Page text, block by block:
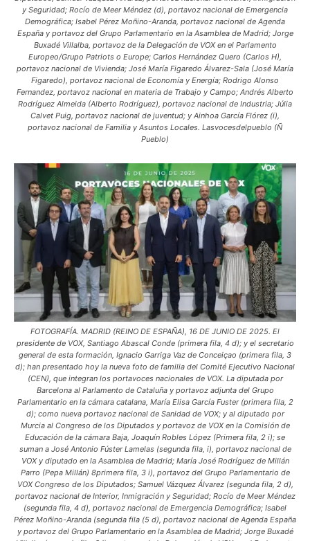
y Seguridad; Rocío de Meer Méndez (d), portavoz nacional de Emergencia
Demográfica; Isabel Pérez Moñino-Aranda, portavoz nacional de Agenda
España y portavoz del Grupo Parlamentario en la Asamblea de Madrid; Jorge
Buxadé Villalba, portavoz de la Delegación de VOX en el Parlamento
Europeo/Grupo Patriots o Europe; Carlos Hernández Quero (Carlos H),
portavoz nacional de Vivienda; José María Figaredo Álvarez-Sala (José María
Figaredo), portavoz nacional de Economía y Energía; Rodrigo Alonso
Fernandez, portavoz nacional en materia de Trabajo y Campo; Andrés Alberto
Rodríguez Almeida (Alberto Rodríguez), portavoz nacional de Industria; Júlia
Calvet Puig, portavoz nacional de juventud; y Ainhoa García Flórez (i),
portavoz nacional de Familia y Asuntos Locales. Lasvocesdelpueblo (Ñ
Pueblo)
FOTOGRAFÍA. MADRID (REINO DE ESPAÑA), 16 DE JUNIO DE 2025. El
presidente de VOX, Santiago Abascal Conde (primera fila, 4 d); y el secretario
general de esta formación, Ignacio Garriga Vaz de Conceiçao (primera fila, 3
d); han presentado hoy la nueva foto de familia del Comité Ejecutivo Nacional
(CEN), que integran los portavoces nacionales de VOX. La diputada por
Barcelona al Parlamento de Cataluña y portavoz adjunta del Grupo
Parlamentario en la cámara catalana, María Elisa García Fuster (primera fila, 2
d); como nueva portavoz nacional de Sanidad de VOX; y al diputado por
Murcia al Congreso de los Diputados y portavoz de VOX en la Comisión de
Educación de la cámara Baja, Joaquín Robles López (Primera fila, 2 i); se
suman a José Antonio Fúster Lamelas (segunda fila, i), portavoz nacional de
VOX y diputado en la Asamblea de Madrid; María José Rodríguez de Millán
Parro (Pepa Millán) 8primera fila, 3 i), portavoz del Grupo Parlamentario de
VOX Congreso de los Diputados; Samuel Vázquez Álvarez (segunda fila, 2 d),
portavoz nacional de Interior, Inmigración y Seguridad; Rocío de Meer Méndez
(segunda fila, 4 d), portavoz nacional de Emergencia Demográfica; Isabel
Pérez Moñino-Aranda (segunda fila (5 d), portavoz nacional de Agenda España
y portavoz del Grupo Parlamentario en la Asamblea de Madrid; Jorge Buxadé